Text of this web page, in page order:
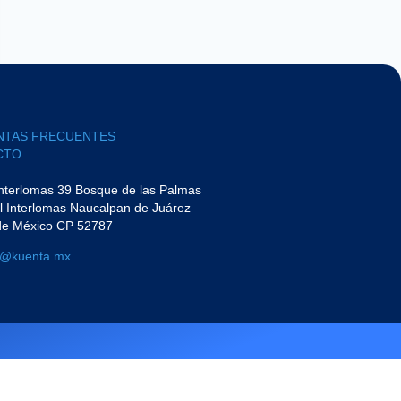
FRECUENTES
39 Bosque de las Palmas
Interlomas Naucalpan de Juárez
México CP 52787